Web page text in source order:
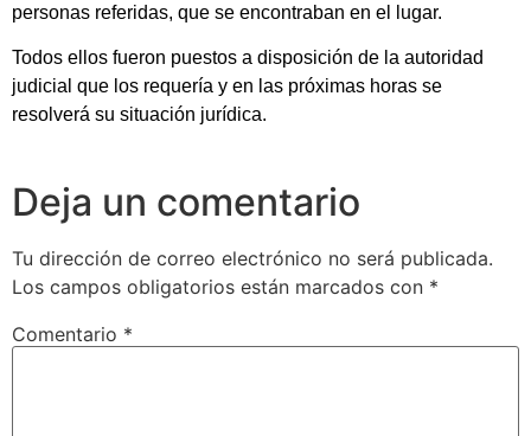
personas referidas, que se encontraban en el lugar.
Todos ellos fueron puestos a disposición de la autoridad
judicial que los requería y en las próximas horas se
resolverá su situación jurídica.
Deja un comentario
Tu dirección de correo electrónico no será publicada.
Los campos obligatorios están marcados con *
Comentario *